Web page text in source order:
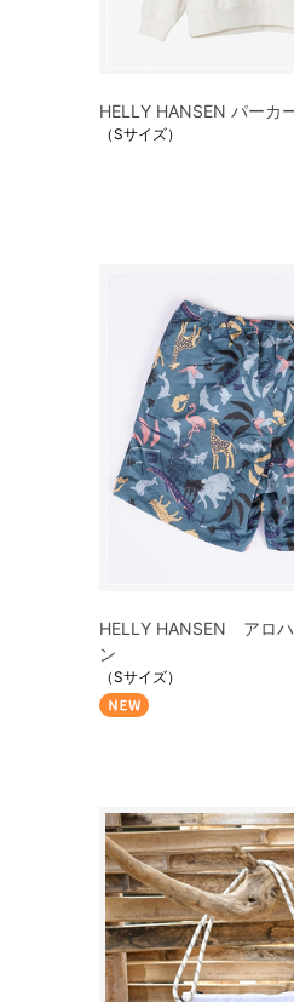
HELLY HANSEN パーカ
（Sサイズ）
HELLY HANSEN アロ
ン
（Sサイズ）